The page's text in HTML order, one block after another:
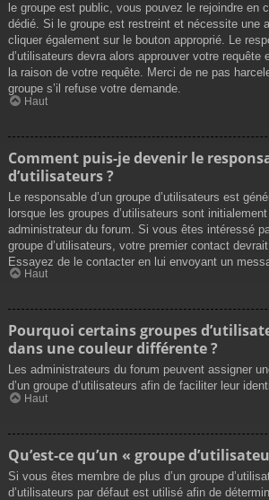
le groupe est public, vous pouvez le rejoindre en
dédié. Si le groupe est restreint et nécessite une
cliquer également sur le bouton approprié. Le
d’utilisateurs devra alors approuver votre requête
la raison de votre requête. Merci de ne pas
groupe s’il refuse votre demande.
Haut
Comment puis-je devenir le
d’utilisateurs ?
Le responsable d’un groupe d’utilisateurs est
lorsque les groupes d’utilisateurs sont
administrateur du forum. Si vous êtes intéressé
groupe d’utilisateurs, votre premier contact
Essayez de le contacter en lui envoyant un
Haut
Pourquoi certains groupes
dans une couleur différente ?
Les administrateurs du forum peuvent assigner
d’un groupe d’utilisateurs afin de faciliter leur
Haut
Qu’est-ce qu’un « groupe
Si vous êtes membre de plus d’un groupe
d’utilisateurs par défaut est utilisé afin de